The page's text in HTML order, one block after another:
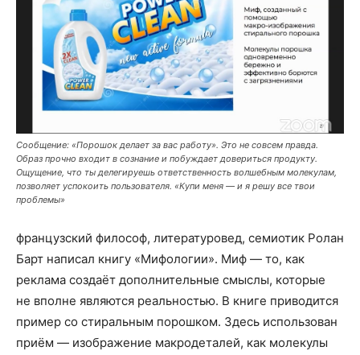
Сообщение: «Порошок делает за вас работу». Это не совсем правда.
Образ прочно входит в сознание и побуждает довериться продукту.
Ощущение, что ты делегируешь ответственность волшебным молекулам,
позволяет успокоить пользователя. «Купи меня — и я решу все твои
проблемы»
французский философ, литературовед, семиотик Ролан
Барт написал книгу «Мифологии». Миф — то, как
реклама создаёт дополнительные смыслы, которые
не вполне являются реальностью. В книге приводится
пример со стиральным порошком. Здесь использован
приём — изображение макродеталей, как молекулы